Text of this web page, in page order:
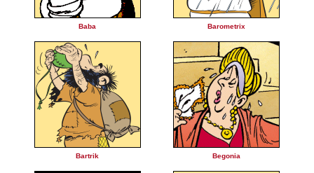
Baba Barometrix
Bartrik Begonia